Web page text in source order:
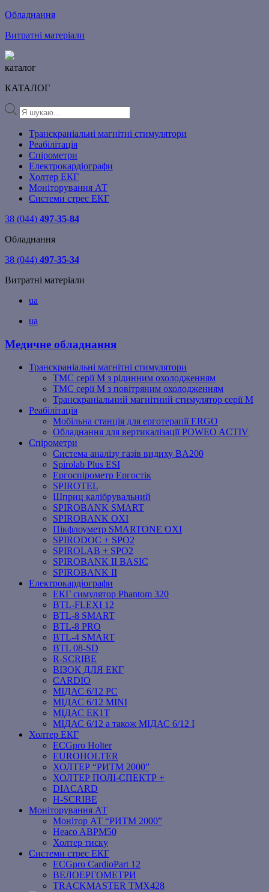
Обладнання
Витратні матеріали
каталог
КАТАЛОГ
Products
search
Транскраніальні магнітні стимулятори
Реабілітація
Спірометри
Електрокардіографи
Холтер ЕКГ
Моніторування АТ
Системи стрес ЕКГ
38 (044) 497-35-84
Обладнання
38 (044) 497-35-34
Витратні матеріали
ua
ua
Медичне обладнання
Транскраніальні магнітні стимулятори
ТМС серії M з рідинним охолодженням
ТМС серії M з повітряним охолодженням
Транскраніальний магнітний стимулятор серії M
Реабілітація
Мобільна станція для ерготерапії ERGO
Обладнання для вертикалізації POWEO ACTIV
Спірометри
Система аналізу газів видиху BA200
Spirolab Plus ESI
Ергоспірометр Ергостік
SPIROTEL
Шприц калібрувальний
SPIROBANK SMART
SPIROBANK OXI
Пікфлоуметр SMARTONE OXI
SPIRODOC + SPO2
SPIROLAB + SPO2
SPIROBANK II BASIC
SPIROBANK II
Електрокардіографи
ЕКГ симулятор Phantom 320
BTL-FLEXI 12
BTL-8 SMART
BTL-8 PRO
BTL-4 SMART
BTL 08-SD
R-SCRIBE
ВІЗОК ДЛЯ ЕКГ
CARDIO
МІДАС 6/12 PC
МІДАС 6/12 MINI
МІДАС ЕК1Т
МІДАС 6/12 а також МІДАС 6/12 І
Холтер ЕКГ
ECGpro Holter
EUROHOLTER
ХОЛТЕР “РИТМ 2000”
ХОЛТЕР ПОЛІ-СПЕКТР +
DIACARD
H-SCRIBE
Моніторування АТ
Монітор АТ “РИТМ 2000”
Heaco ABPM50
Холтер тиску
Системи стрес ЕКГ
ECGpro CardioPart 12
ВЕЛОЕРГОМЕТРИ
TRACKMASTER TMX428